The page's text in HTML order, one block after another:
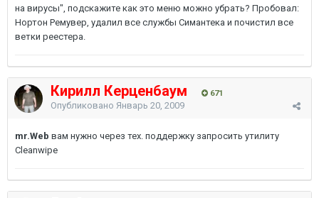
на вирусы", подскажите как это меню можно убрать? Пробовал:
Нортон Ремувер, удалил все службы Симантека и почистил все
ветки реестера.
Кирилл Керценбаум 671
Опубликовано Январь 20, 2009
mr.Web вам нужно через тех. поддержку запросить утилиту
Cleanwipe